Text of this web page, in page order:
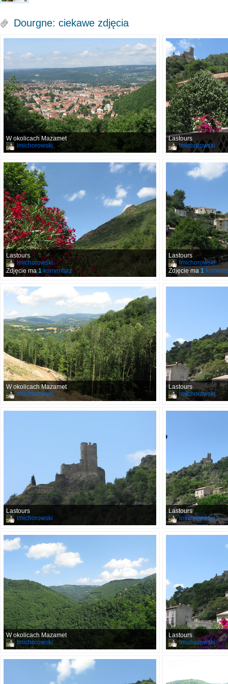
Dourgne: ciekawe zdjęcia
W okolicach Mazamet
lmichorowski
Lastours
lmichorowski
Lastours
lmichorowski
Zdjęcie ma1komentarz
Lastours
lmichorowski
Zdjęcie ma 1
W okolicach Mazamet
lmichorowski
Lastours
lmichorowski
Lastours
lmichorowski
Lastours
lmichorowski
W okolicach Mazamet
lmichorowski
Lastours
lmichorowski